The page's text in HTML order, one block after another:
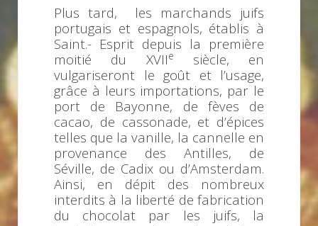
Plus tard, les marchands juifs
portugais et espagnols, établis à
Saint.- Esprit depuis la première
moitié du XVIIe
siècle, en
vulgariseront le goût et l’usage,
grâce à leurs importations, par le
port de Bayonne, de fèves de
cacao, de cassonade, et d’épices
telles que la vanille, la cannelle en
provenance des Antilles, de
Séville, de Cadix ou d’Amsterdam.
Ainsi, en dépit des nombreux
interdits à la liberté de fabrication
du chocolat par les juifs, la